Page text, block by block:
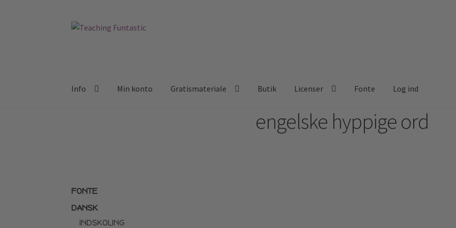
Spring
Spring
Info Min konto Gratismateriale Butik Licenser Fonte Log ind
engelske hyppige ord
FONTE
DANSK
INDSKOLING